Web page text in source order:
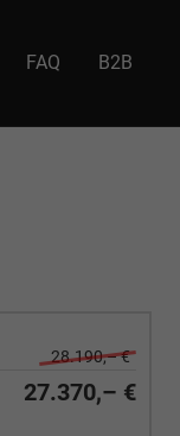
FAQ B2B
28.190,– €
27.370,– €